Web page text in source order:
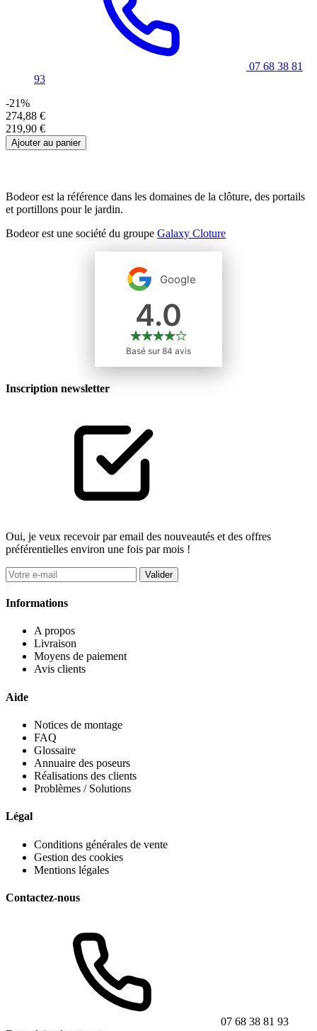
07 68 38 81
93
-21%
274,88 €
219,90 €
Ajouter au panier
Bodeor est la référence dans les domaines de la clôture, des portails
et portillons pour le jardin.
Bodeor est une société du groupe Galaxy Cloture
Inscription newsletter
Oui, je veux recevoir par email des nouveautés et des offres
préférentielles environ une fois par mois !
Valider
Informations
A propos
Livraison
Moyens de paiement
Avis clients
Aide
Notices de montage
FAQ
Glossaire
Annuaire des poseurs
Réalisations des clients
Problèmes / Solutions
Légal
Conditions générales de vente
Gestion des cookies
Mentions légales
Contactez-nous
07 68 38 81 93